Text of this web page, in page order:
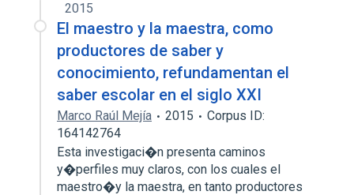
Ella Oral Product
2015
El maestro y la maestra, como
productores de saber y
conocimiento, refundamentan el
saber escolar en el siglo XXI
Marco Raúl Mejía 2015
Corpus ID:
164142764
Esta investigaci�n presenta caminos
y�perfiles muy claros, con los cuales el
maestro�y la maestra, en tanto productores